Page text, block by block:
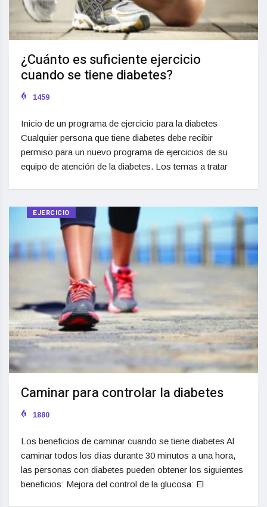
¿Cuánto es suficiente ejercicio
cuando se tiene diabetes?
1459
Inicio de un programa de ejercicio para la diabetes
Cualquier persona que tiene diabetes debe recibir
permiso para un nuevo programa de ejercicios de su
equipo de atención de la diabetes. Los temas a tratar
EJERCICIO
Caminar para controlar la diabetes
1880
Los beneficios de caminar cuando se tiene diabetes Al
caminar todos los días durante 30 minutos a una hora,
las personas con diabetes pueden obtener los siguientes
beneficios: Mejora del control de la glucosa: El